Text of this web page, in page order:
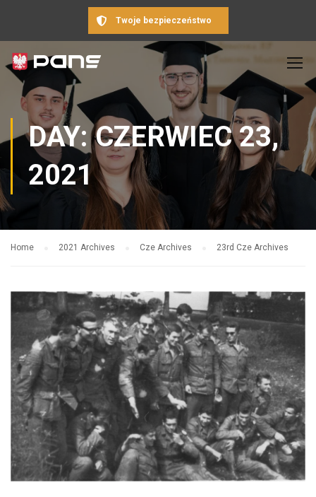
Twoje bezpieczeństwo
DAY: CZERWIEC 23,
2021
Home 2021 Archives Cze Archives 23rd Cze Archives